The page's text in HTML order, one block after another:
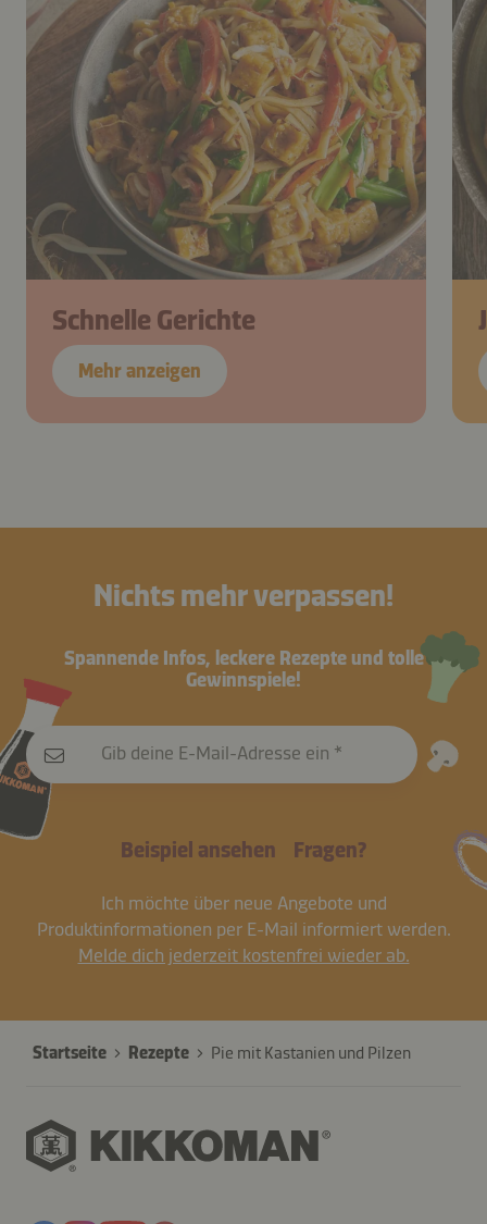
Schnelle Gerichte
Mehr anzeigen
Nichts mehr verpassen!
Spannende Infos, leckere Rezepte und tolle
Gewinnspiele!
Gib deine E-Mail-Adresse ein
Beispiel ansehen Fragen?
Ich möchte über neue Angebote und
Produktinformationen per E-Mail informiert werden.
Melde dich jederzeit kostenfrei wieder ab.
Startseite Rezepte Pie mit Kastanien und Pilzen